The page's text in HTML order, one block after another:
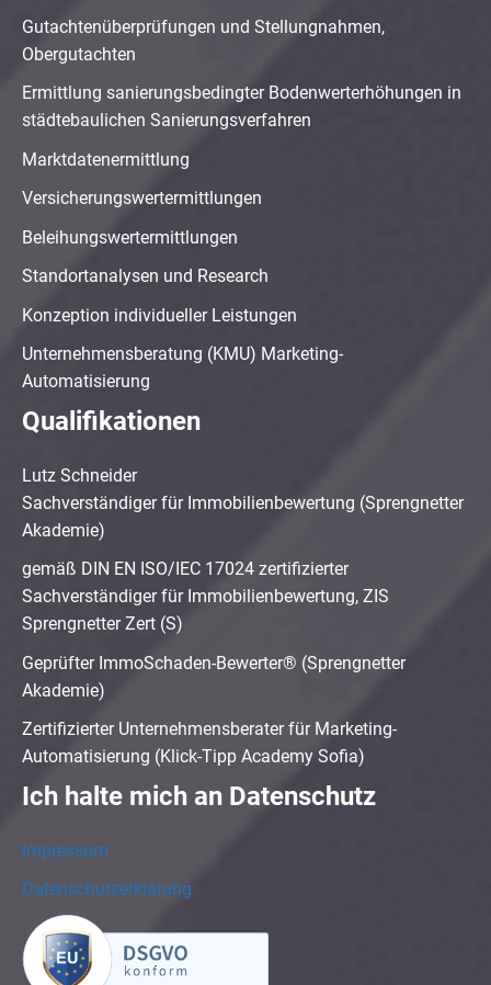
Gutachtenüberprüfungen und Stellungnahmen,
Obergutachten
Ermittlung sanierungsbedingter Bodenwerterhöhungen in
städtebaulichen Sanierungsverfahren
Marktdatenermittlung
Versicherungswertermittlungen
Beleihungswertermittlungen
Standortanalysen und Research
Konzeption individueller Leistungen
Unternehmensberatung (KMU) Marketing-
Automatisierung
Qualifikationen
Lutz Schneider
Sachverständiger für Immobilienbewertung (Sprengnetter
Akademie)
gemäß DIN EN ISO/IEC 17024 zertifizierter
Sachverständiger für Immobilienbewertung, ZIS
Sprengnetter Zert (S)
Geprüfter ImmoSchaden-Bewerter® (Sprengnetter
Akademie)
Zertifizierter Unternehmensberater für Marketing-
Automatisierung (Klick-Tipp Academy Sofia)
Ich halte mich an Datenschutz
Impressum
Datenschutzerklärung